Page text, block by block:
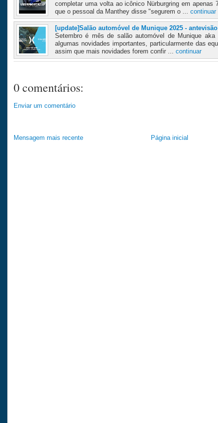
completar uma volta ao icônico Nürburgring em apenas
que o pessoal da Manthey disse "segurem o ... continuar
[update]Salão automóvel de Munique 2025 - antevisão
Setembro é mês de salão automóvel de Munique
algumas novidades importantes, particularmente das
assim que mais novidades forem confir ... continuar
0 comentários:
Enviar um comentário
Mensagem mais recente Página inicial